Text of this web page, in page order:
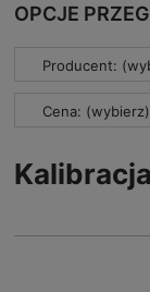
OPCJE
Producent:
Cena: (wybierz)